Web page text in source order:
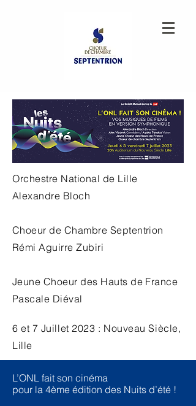
Orchestre National de Lille
Alexandre Bloch
Choeur de Chambre Septentrion
Rémi Aguirre Zubiri
Jeune Choeur des Hauts de France
Pascale Diéval
6 et 7 Juillet 2023 : Nouveau Siècle,
Lille
L’ONL fait son cinéma
pour la 4ème édition des Nuits d’été !